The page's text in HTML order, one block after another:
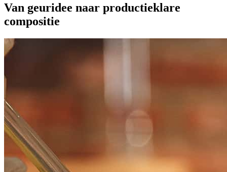
Van geuridee naar productieklare
compositie